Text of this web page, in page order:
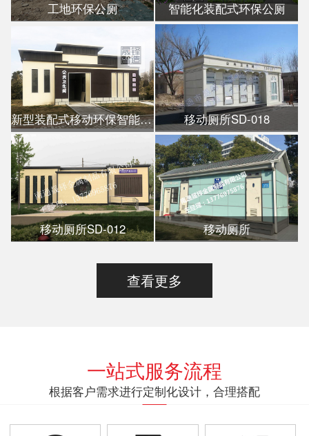
工地环保公厕 智能化装配式环保公厕
新型装配式移动环保智能公厕 移动厕所SD-018
移动厕所SD-012 移动厕所
查看更多
一站式服务流程
根据客户需求进行定制化设计，合理搭配